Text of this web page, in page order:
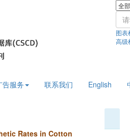
图表
高级
告服务 联系我们 English
Rates in Cotton